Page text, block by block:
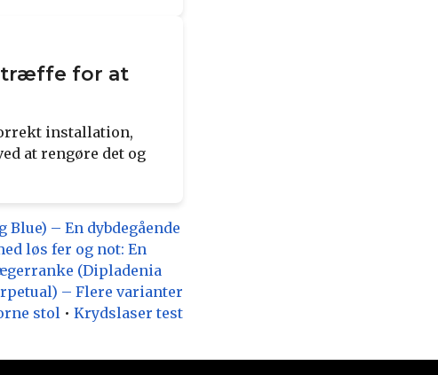
træffe for at
installation,
at rengøre det og
– En dybdegående
løs fer og not: En
(Dipladenia
– Flere varianter
stol • Krydslaser test